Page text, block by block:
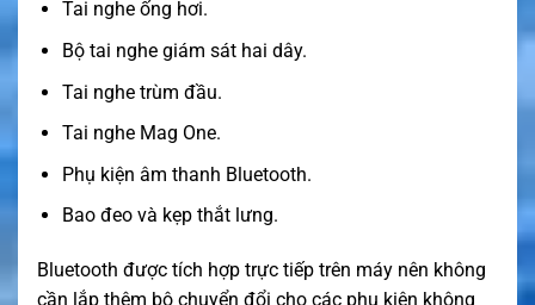
Tai nghe ống hơi.
Bộ tai nghe giám sát hai dây.
Tai nghe trùm đầu.
Tai nghe Mag One.
Phụ kiện âm thanh Bluetooth.
Bao đeo và kẹp thắt lưng.
Bluetooth được tích hợp trực tiếp trên máy nên không
cần lắp thêm bộ chuyển đổi cho các phụ kiện không